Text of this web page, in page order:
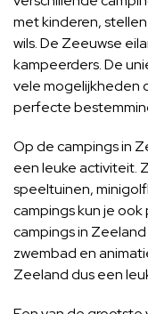
met kinderen,
wils. De Zeeuwse
kampeerders. De
vele mogelijkheden
perfecte
Op de campings in
een leuke activiteit.
speeltuinen,
campings kun je
campings in
zwembad en
Zeeland dus een